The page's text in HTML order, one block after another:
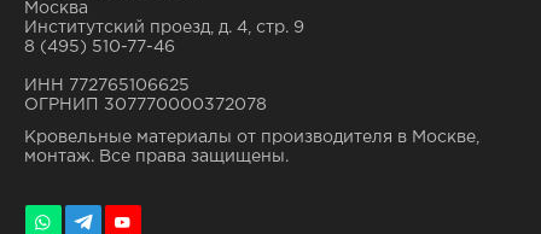
Москва
Институтский проезд, д. 4, стр. 9
8 (495) 510-77-46
ИНН 772765106625
ОГРНИП 307770000372078
Кровельные материалы от производителя в Москве,
монтаж. Все права защищены.